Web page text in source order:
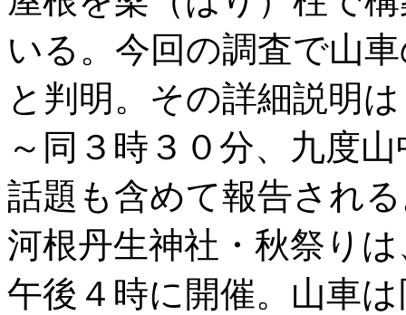
いる。今回の調査で山
と判明。その詳細説明
～同３時３０分、九度
話題も含めて報告され
河根丹生神社・秋祭り
午後４時に開催。山車